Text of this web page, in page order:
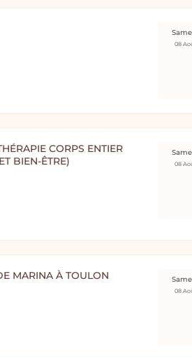
08
CORPS ENTIER
BIEN-ÊTRE)
08
MARINA À TOULON
08